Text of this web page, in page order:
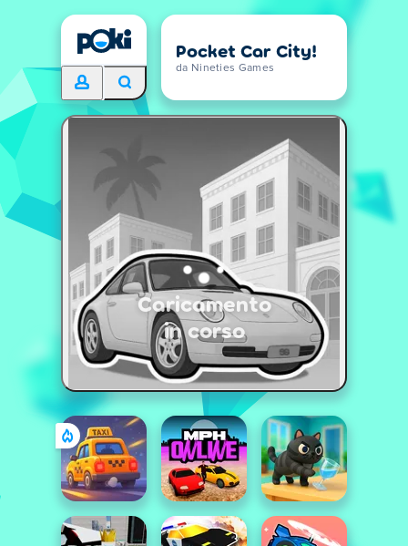
Pocket Car City!
da Nineties Games
Caricamento
in corso